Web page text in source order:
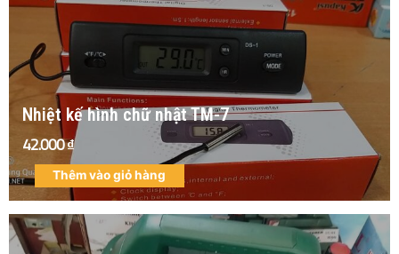
Nhiệt kế hình chữ nhật TM-7
42.000₫
Thêm vào giỏ hàng